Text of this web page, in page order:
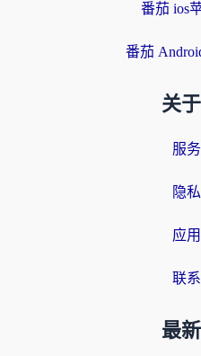
番茄 ios
番茄
关
服
隐
应
联系
最